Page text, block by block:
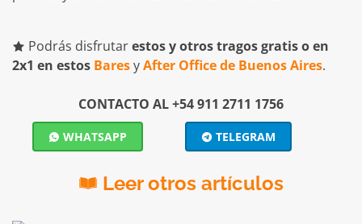
Podrás disfrutarestos y otros tragos gratis o en
2x1 en estos BaresyAfter Office de Buenos Aires.
CONTACTO AL +54 911 2711 1756
WHATSAPP TELEGRAM
Leer otros artículos